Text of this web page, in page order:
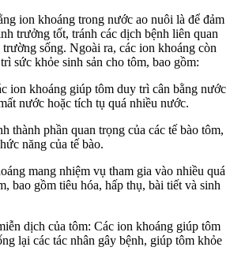
ion khoáng trong nước ao nuôi là để đảm
trưởng tốt, tránh các dịch bệnh liên quan
sống. Ngoài ra, các ion khoáng còn
sức khỏe sinh sản cho tôm, bao gồm:
ion khoáng giúp tôm duy trì cân bằng nước
nước hoặc tích tụ quá nhiều nước.
thành phần quan trọng của các tế bào tôm,
năng của tế bào.
mang nhiệm vụ tham gia vào nhiều quá
bao gồm tiêu hóa, hấp thụ, bài tiết và sinh
dịch của tôm: Các ion khoáng giúp tôm
lại các tác nhân gây bệnh, giúp tôm khỏe